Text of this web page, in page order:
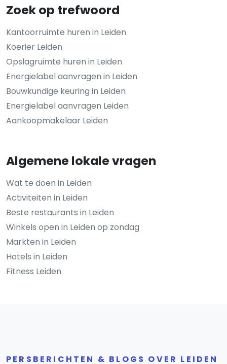
Zoek op trefwoord
Kantoorruimte huren in Leiden
Koerier Leiden
Opslagruimte huren in Leiden
Energielabel aanvragen in Leiden
Bouwkundige keuring in Leiden
Energielabel aanvragen Leiden
Aankoopmakelaar Leiden
Algemene lokale vragen
Wat te doen in Leiden
Activiteiten in Leiden
Beste restaurants in Leiden
Winkels open in Leiden op zondag
Markten in Leiden
Hotels in Leiden
Fitness Leiden
PERSBERICHTEN & BLOGS OVER LEIDEN